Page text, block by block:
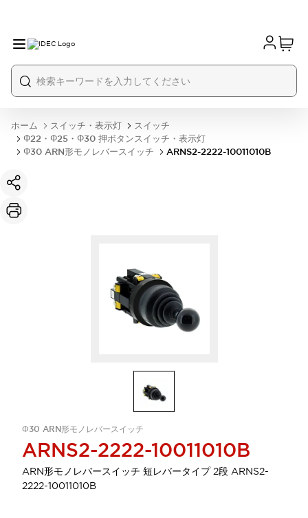
ホーム スイッチ・表示灯
スイッチ
Φ22・Φ25・Φ30 押ボタンスイッチ・表示灯
Φ30 ARN形モノレバースイッチ
ARNS2-2222-10011010B
Φ30 ARN形モノレバースイッチ
ARNS2-2222-10011010B
ARN形モノレバースイッチ 短レバータイプ 2段 ARNS2-
2222-10011010B